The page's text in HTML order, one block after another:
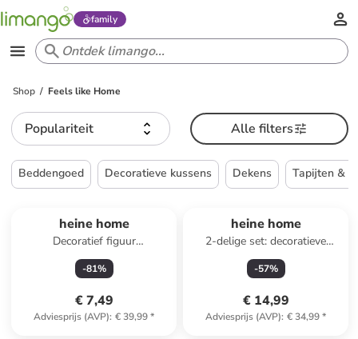
family
Shop Feels like Home
Populariteit Alle filters
Beddengoed Decoratieve kussens Dekens Tapijten &
heine home
Decoratief figuur
wit/lichtbruin - (B)16,5 x
(H)19,5 x (D)10,5 cm
-81%
€ 7,49
Adviesprijs (AVP): € 39,99*
heine home
2-delige set: decoratieve
objecten crème/rood
-57%
€ 14,99
Adviesprijs (AVP): € 34,99*